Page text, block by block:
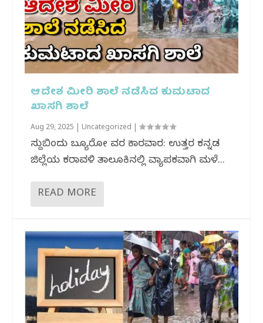
ಆದೇಶ ಮೀರಿ ಶಾಲೆ ನಡೆಸಿದ ಕುಮಟಾದ
ಖಾಸಗಿ ಶಾಲೆ
Aug 29, 2025 Uncategorized |
ಸುದ್ದಿಬಿಂದು ಬ್ಯೂರೋ ವರದಿ ಕಾರವಾರ: ಉತ್ತರ ಕನ್ನಡ
ಜಿಲ್ಲೆಯ ಕರಾವಳಿ ತಾಲೂಕಿನಲ್ಲಿ ವ್ಯಾಪಕವಾಗಿ ಮಳೆ...
READ MORE